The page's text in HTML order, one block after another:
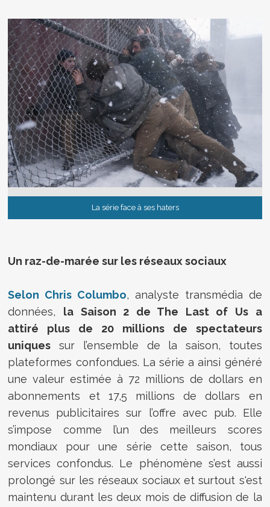
La série face à ses haters
Un raz-de-marée sur les réseaux sociaux
Selon Chris Columbo, analyste transmédia de
données, la Saison 2 de The Last of Us a
attiré plus de 20 millions de spectateurs
uniques sur l’ensemble de la saison, toutes
plateformes confondues. La série a ainsi généré
une valeur estimée à 72 millions de dollars en
abonnements et 17,5 millions de dollars en
revenus publicitaires sur l’offre avec pub. Elle
s’impose comme l’un des meilleurs scores
mondiaux pour une série cette saison, tous
services confondus. Le phénomène s’est aussi
prolongé sur les réseaux sociaux et surtout s'est
maintenu durant les deux mois de diffusion de la